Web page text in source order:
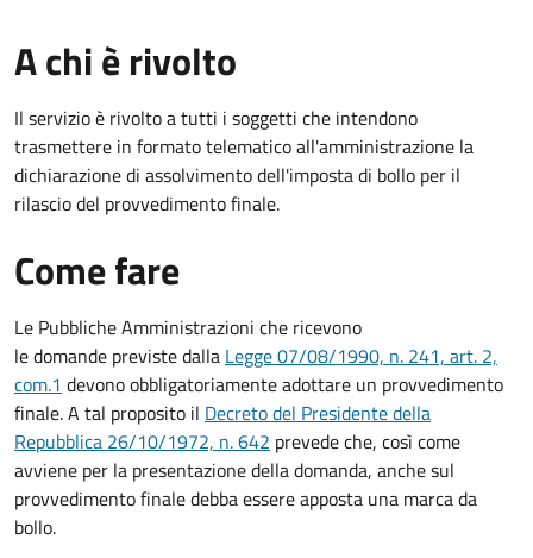
A chi è rivolto
Il servizio è rivolto a tutti i soggetti che intendono
trasmettere in formato telematico all'amministrazione la
dichiarazione di assolvimento dell'imposta di bollo per il
rilascio del provvedimento finale.
Come fare
Le Pubbliche Amministrazioni che ricevono
le domande previste dalla Legge 07/08/1990, n. 241, art. 2,
com.1 devono obbligatoriamente adottare un provvedimento
finale. A tal proposito il Decreto del Presidente della
Repubblica 26/10/1972, n. 642 prevede che, così come
avviene per la presentazione della domanda, anche sul
provvedimento finale debba essere apposta una marca da
bollo.